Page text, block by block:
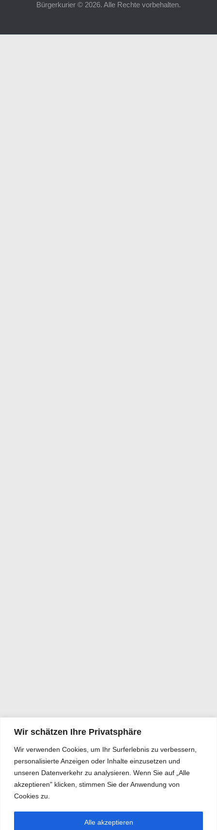
Wir schätzen Ihre Privatsphäre
Wir verwenden Cookies, um Ihr Surferlebnis zu verbessern,
personalisierte Anzeigen oder Inhalte einzusetzen und
unseren Datenverkehr zu analysieren. Wenn Sie auf „Alle
akzeptieren" klicken, stimmen Sie der Anwendung von
Cookies zu.
Alle akzeptieren
Bürgerkurier © 2026. Alle Rechte vorbehalten.